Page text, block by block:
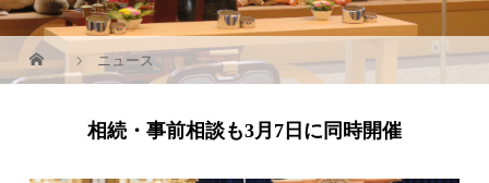
ニュース
相続・事前相談も3月7日に同時開催